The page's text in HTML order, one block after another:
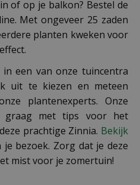
of op je balkon? Bestel de
Met ongeveer 25 zaden
planten kweken voor
een van onze tuincentra
uit te kiezen en meteen
plantenexperts. Onze
graag met tips voor het
prachtige Zinnia. Bekijk
je bezoek. Zorg dat je deze
mist voor je zomertuin!